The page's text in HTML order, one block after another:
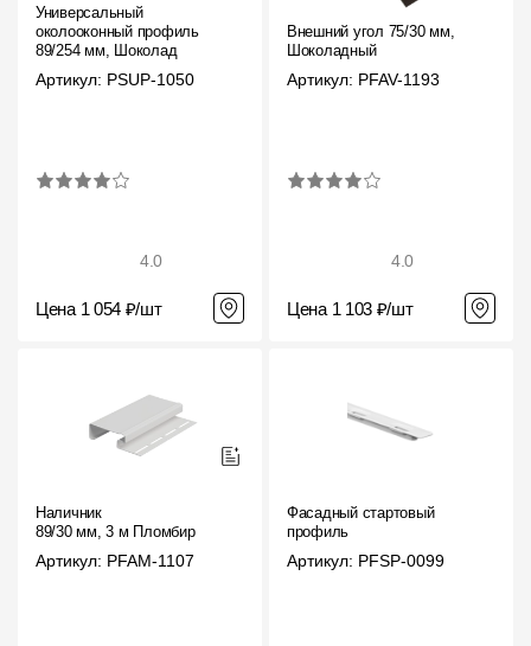
Универсальный
околооконный профиль
89/254 мм, Шоколад
Артикул: PSUP-1050
4.0
Цена 1 054 ₽/шт
Внешний угол 75/30 мм,
Шоколадный
Артикул: PFAV-1193
4.0
Цена 1 103 ₽/шт
Наличник
89/30 мм, 3 м Пломбир
Артикул: PFAM-1107
Фасадный стартовый
профиль
Артикул: PFSP-0099